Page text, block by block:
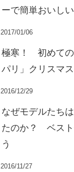
ーで簡単おいし
2017/01/06
極寒！ 初めての
パリ」クリスマ
2016/12/29
なぜモデルたち
たのか？ ベスト
う
2016/11/27